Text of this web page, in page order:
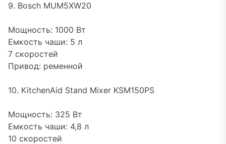
9. Bosch MUM5XW20
Мощность: 1000 Вт
Емкость чаши: 5 л
7 скоростей
Привод: ременной
10. KitchenAid Stand Mixer KSM150PS
Мощность: 325 Вт
Емкость чаши: 4,8 л
10 скоростей